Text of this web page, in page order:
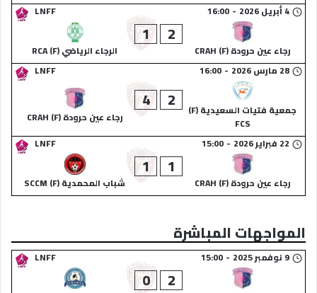
LNFF
4 أبريل 2026 -
16:00
رجاء عين حرودة (F) CRAH
2
1
الرجاء الرياضي (F) RCA
LNFF
28 مارس 2026 -
16:00
جمعية فتيات السعيدية (F)
FCS
2
4
رجاء عين حرودة (F) CRAH
LNFF
22 فبراير 2026 -
15:00
رجاء عين حرودة (F) CRAH
1
1
شباب المحمدية (F) SCCM
المواجهات المباشرة
LNFF 9 نوفمبر 2025 -
15:00
2
0